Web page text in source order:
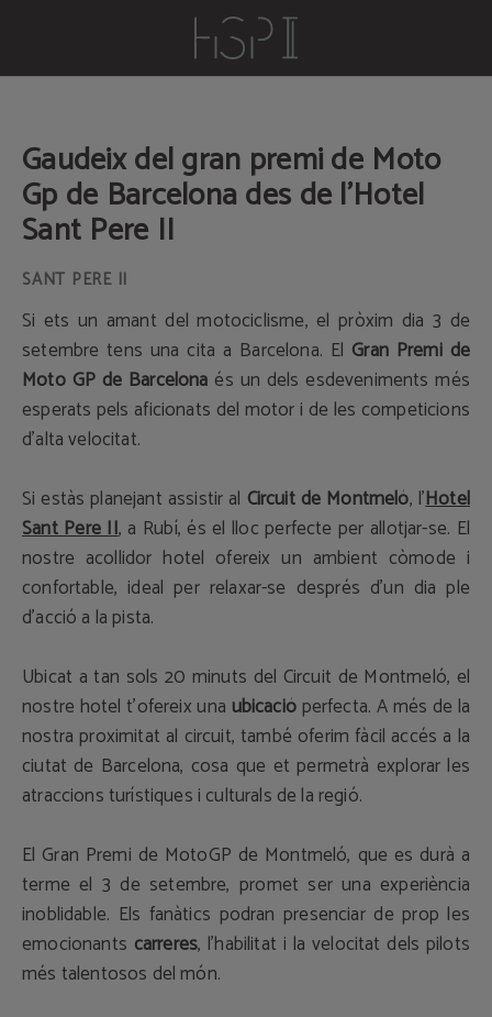
Gaudeix del gran premi de Moto
Gp de Barcelona des de l'Hotel
Sant Pere II
Si ets un amant del motociclisme, el pròxim dia 3 de
setembre tens una cita a Barcelona. El Gran Premi de
Moto GP de Barcelona és un dels esdeveniments més
esperats pels aficionats del motor i de les competicions
d'alta velocitat.
Si estàs planejant assistir al Circuit de Montmeló, l’Hotel
Sant Pere II, a Rubí, és el lloc perfecte per allotjar-se. El
nostre acollidor hotel ofereix un ambient còmode i
confortable, ideal per relaxar-se després d'un dia ple
d'acció a la pista.
Ubicat a tan sols 20 minuts del Circuit de Montmeló, el
nostre hotel t’ofereix una ubicacióperfecta. A més de la
nostra proximitat al circuit, també oferim fàcil accés a la
ciutat de Barcelona, cosa que et permetrà explorar les
atraccions turístiques i culturals de la regió.
El Gran Premi de MotoGP de Montmeló, que es durà a
terme el 3 de setembre, promet ser una experiència
inoblidable. Els fanàtics podran presenciar de prop les
emocionants carreres, l'habilitat i la velocitat dels pilots
més talentosos del món.